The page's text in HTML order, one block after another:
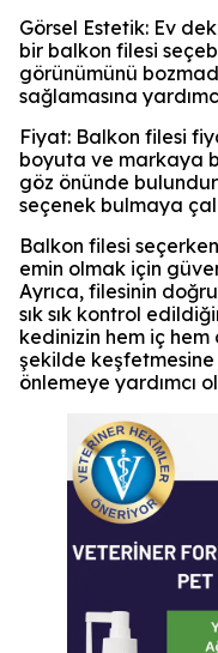
Görsel Estetik: Ev
bir balkon filesi
görünümünü
sağlamasına
Fiyat: Balkon filesi
boyuta ve markaya
göz önünde
seçenek bulmaya
Balkon filesi
emin olmak için
Ayrıca, filesinin
sık sık kontrol
kedinizin hem iç hem
şekilde
önlemeye yardımcı